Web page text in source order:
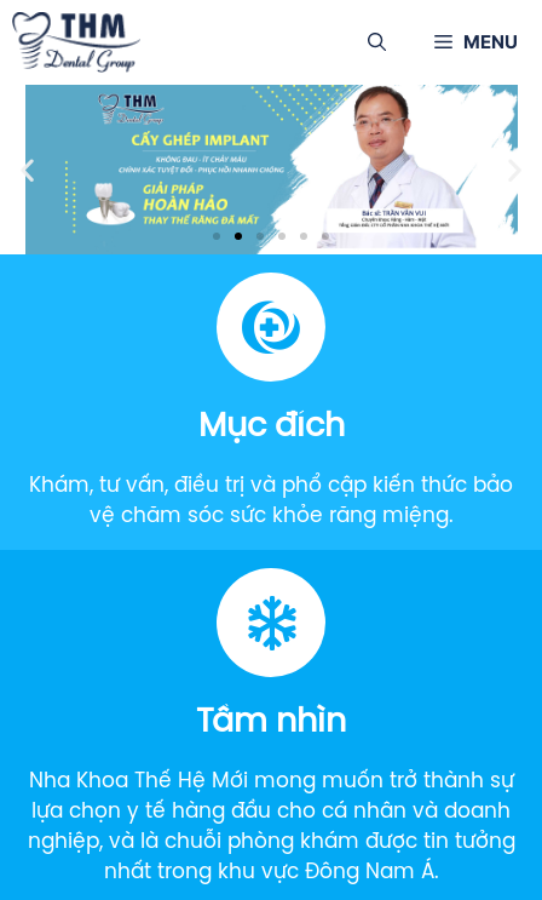
MENU
Mục đích
Khám, tư vấn, điều trị và phổ cập kiến thức bảo
vệ chăm sóc sức khỏe răng miệng.
Tầm nhìn
Nha Khoa Thế Hệ Mới mong muốn trở thành sự
lựa chọn y tế hàng đầu cho cá nhân và doanh
nghiệp, và là chuỗi phòng khám được tin tưởng
nhất trong khu vực Đông Nam Á.